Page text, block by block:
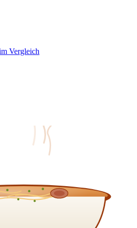
Vergleich